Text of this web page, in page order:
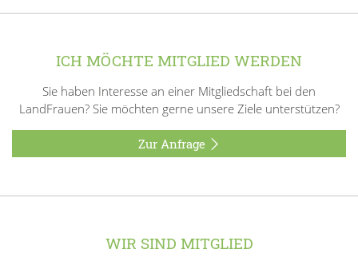
ICH MÖCHTE MITGLIED WERDEN
Sie haben Interesse an einer Mitgliedschaft bei den
LandFrauen? Sie möchten gerne unsere Ziele unterstützen?
Zur Anfrage
WIR SIND MITGLIED